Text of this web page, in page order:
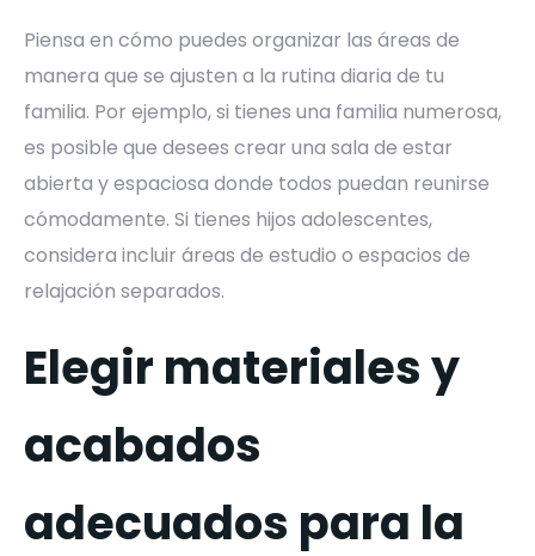
Piensa en cómo puedes organizar las áreas de
manera que se ajusten a la rutina diaria de tu
familia. Por ejemplo, si tienes una familia numerosa,
es posible que desees crear una sala de estar
abierta y espaciosa donde todos puedan reunirse
cómodamente. Si tienes hijos adolescentes,
considera incluir áreas de estudio o espacios de
relajación separados.
Elegir materiales y
acabados
adecuados para la